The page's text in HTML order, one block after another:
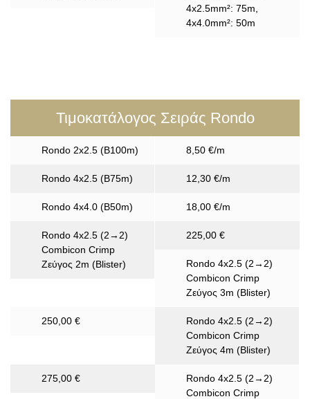
4x2.5mm²: 75m,
4x4.0mm²: 50m
Τιμοκατάλογος Σειράς Rondo
Rondo 2x2.5 (B100m) 8,50 €/m
Rondo 4x2.5 (B75m) 12,30 €/m
Rondo 4x4.0 (B50m) 18,00 €/m
Rondo 4x2.5 (2→2)
Combicon Crimp
Ζεύγος 2m (Blister)
225,00 €
Rondo 4x2.5 (2→2)
Combicon Crimp
Ζεύγος 3m (Blister)
250,00 €
Rondo 4x2.5 (2→2)
Combicon Crimp
Ζεύγος 4m (Blister)
275,00 €
Rondo 4x2.5 (2→2)
Combicon Crimp